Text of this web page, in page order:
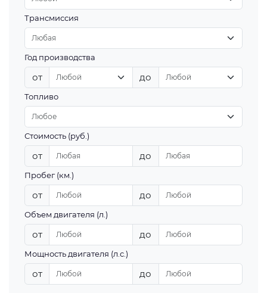
Трансмиссия
Год производства
от до
Топливо
Стоимость (руб.)
от до
Пробег (км.)
от до
Объем двигателя (л.)
от до
Мощность двигателя (л.с.)
от до